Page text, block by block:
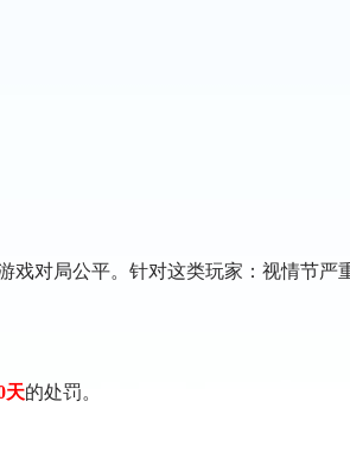
戏对局公平。针对这类玩家：视情节严
天的处罚。